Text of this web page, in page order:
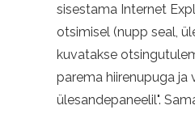
sisestama Internet
otsimisel (nupp seal,
kuvatakse
parema hiirenupuga ja
ülesandepaneelil".